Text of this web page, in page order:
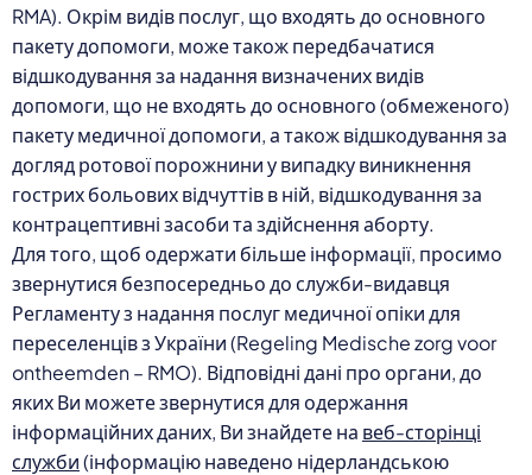
RMA). Окрім видів послуг, що входять до основного
пакету допомоги, може також передбачатися
відшкодування за надання визначених видів
допомоги, що не входять до основного (обмеженого)
пакету медичної допомоги, а також відшкодування за
догляд ротової порожнини у випадку виникнення
гострих больових відчуттів в ній, відшкодування за
контрацептивні засоби та здійснення аборту.
Для того, щоб одержати більше інформації, просимо
звернутися безпосередньо до служби-видавця
Регламенту з надання послуг медичної опіки для
переселенців з України (Regeling Medische zorg voor
ontheemden – RMO). Відповідні дані про органи, до
яких Ви можете звернутися для одержання
інформаційних даних, Ви знайдете на веб-сторінці
служби(інформацію наведено нідерландською